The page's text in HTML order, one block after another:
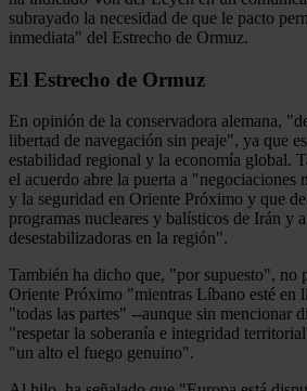
subrayado la necesidad de que le pacto
inmediata" del Estrecho de Ormuz.
El Estrecho de Ormuz
En opinión de la conservadora alemana,
libertad de navegación sin peaje", ya que
estabilidad regional y la economía global.
el acuerdo abre la puerta a "negociaciones
y la seguridad en Oriente Próximo y que
programas nucleares y balísticos de Irán y
desestabilizadoras en la región".
También ha dicho que, "por supuesto", no
Oriente Próximo "mientras Líbano esté en
"todas las partes" --aunque sin mencionar
"respetar la soberanía e integridad
"un alto el fuego genuino".